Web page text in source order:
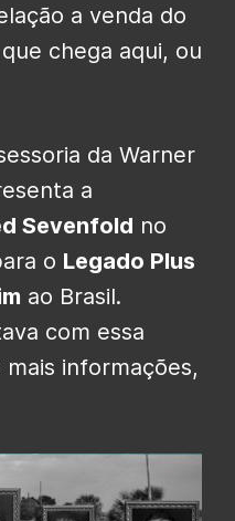
a venda do
chega aqui, ou
da Warner
a
Sevenfold no
o Legado Plus
ao Brasil.
com essa
informações,